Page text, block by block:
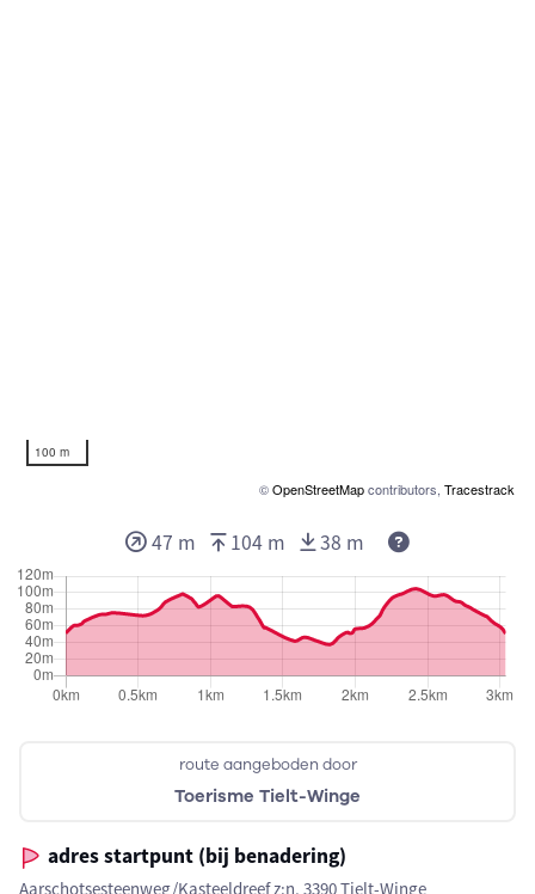
100 m
©OpenStreetMapcontributors, Tracestrack
route aangeboden door
Toerisme Tielt-Winge
adres startpunt (bij benadering)
Aarschotsesteenweg/Kasteeldreef z:n, 3390 Tielt-Winge
47 m 104 m 38 m Deze